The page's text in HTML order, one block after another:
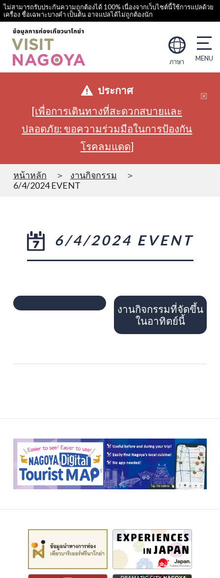
ไม่สามารถรับประกันความถูกต้องได้ 100% เนื่องจากเว็บไซต์นี้ใช้การแปลด้วย
เครื่อง ชื่อเฉพาะบางคำ เป็นต้น อาจแปลได้ไม่ถูกต้องนัก
ภาษา
ประกาศ
[เพื่อการเดินทางที่สะดวกสบายและ
ปลอดภัย: ขอความร่วมมือในการป้องกัน
โรคลมแดด]
หน้าหลัก
งานกิจกรรม
6/4/2024 EVENT
6/4/2024 EVENT
งานกิจกรรมที่จัดขึ้น
ในอาทิตย์นี้